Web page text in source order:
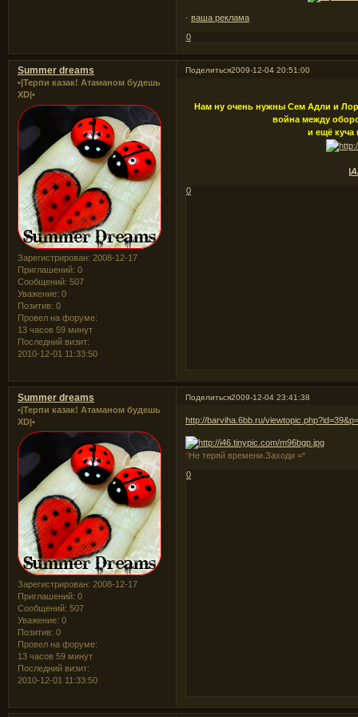
-ваша реклама
0
Поделиться2009-12-04 20:51:00
Summer dreams
•|Терпи казак! Атаманом будешь
XD|•
Зарегистрирован: 2008-12-17
Приглашений: 0
Сообщений: 507
Уважение: 0
Позитив: 0
Провел на форуме:
13 часов 59 минут
Последний визит:
2010-12-01 11:33:50
Нам ну очень нужны Сем Адли и
война между
и ещё куча
0
Поделиться2009-12-04 23:41:38
Summer dreams
•|Терпи казак! Атаманом будешь
XD|•
Зарегистрирован: 2008-12-17
Приглашений: 0
Сообщений: 507
Уважение: 0
Позитив: 0
Провел на форуме:
13 часов 59 минут
Последний визит:
2010-12-01 11:33:50
http://barviha.6bb.ru/
*Не теряй времени.Заходи =*
0